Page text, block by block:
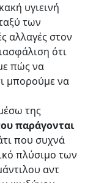
υγιεινή
των
αλλαγές στον
ότι
πώς να
μπορούμε να
της
παράγονται
που συχνά
πλύσιμο των
αντ